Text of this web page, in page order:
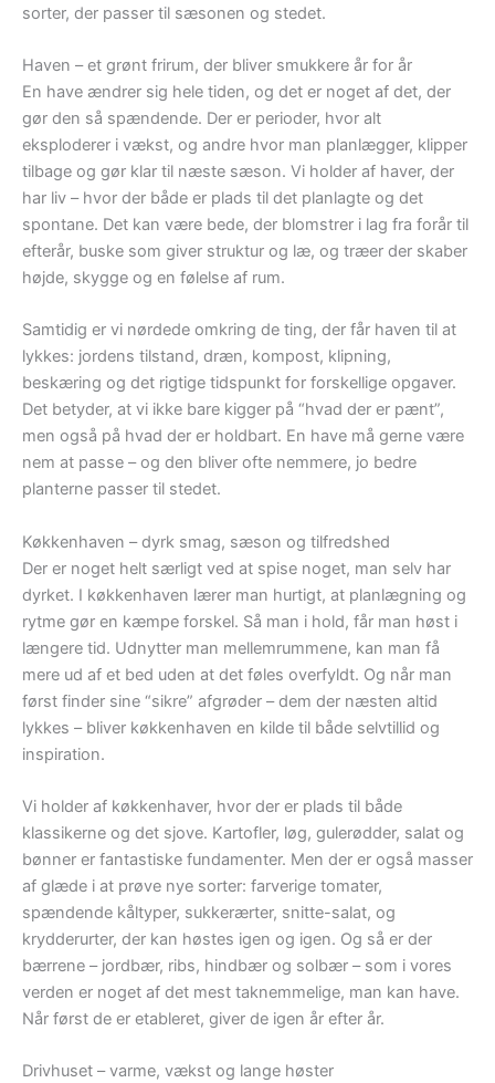
sorter, der passer til sæsonen og stedet.
Haven – et grønt frirum, der bliver smukkere år for år
En have ændrer sig hele tiden, og det er noget af det, der
gør den så spændende. Der er perioder, hvor alt
eksploderer i vækst, og andre hvor man planlægger, klipper
tilbage og gør klar til næste sæson. Vi holder af haver, der
har liv – hvor der både er plads til det planlagte og det
spontane. Det kan være bede, der blomstrer i lag fra forår til
efterår, buske som giver struktur og læ, og træer der skaber
højde, skygge og en følelse af rum.
Samtidig er vi nørdede omkring de ting, der får haven til at
lykkes: jordens tilstand, dræn, kompost, klipning,
beskæring og det rigtige tidspunkt for forskellige opgaver.
Det betyder, at vi ikke bare kigger på “hvad der er pænt”,
men også på hvad der er holdbart. En have må gerne være
nem at passe – og den bliver ofte nemmere, jo bedre
planterne passer til stedet.
Køkkenhaven – dyrk smag, sæson og tilfredshed
Der er noget helt særligt ved at spise noget, man selv har
dyrket. I køkkenhaven lærer man hurtigt, at planlægning og
rytme gør en kæmpe forskel. Så man i hold, får man høst i
længere tid. Udnytter man mellemrummene, kan man få
mere ud af et bed uden at det føles overfyldt. Og når man
først finder sine “sikre” afgrøder – dem der næsten altid
lykkes – bliver køkkenhaven en kilde til både selvtillid og
inspiration.
Vi holder af køkkenhaver, hvor der er plads til både
klassikerne og det sjove. Kartofler, løg, gulerødder, salat og
bønner er fantastiske fundamenter. Men der er også masser
af glæde i at prøve nye sorter: farverige tomater,
spændende kåltyper, sukkerærter, snitte-salat, og
krydderurter, der kan høstes igen og igen. Og så er der
bærrene – jordbær, ribs, hindbær og solbær – som i vores
verden er noget af det mest taknemmelige, man kan have.
Når først de er etableret, giver de igen år efter år.
Drivhuset – varme, vækst og lange høster